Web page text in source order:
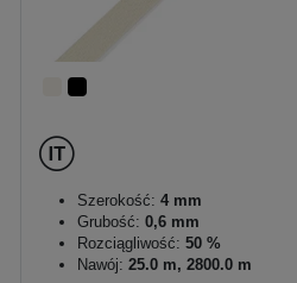
Szerokość: 4 mm
Grubość: 0,6 mm
Rozciągliwość: 50 %
Nawój: 25.0 m, 2800.0 m